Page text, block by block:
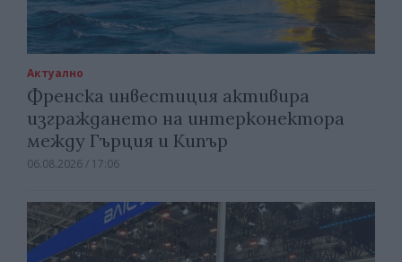
Актуално
Френска инвестиция активира
изграждането на интерконектора
между Гърция и Кипър
06.08.2026 / 17:06